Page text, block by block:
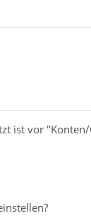
ist vor